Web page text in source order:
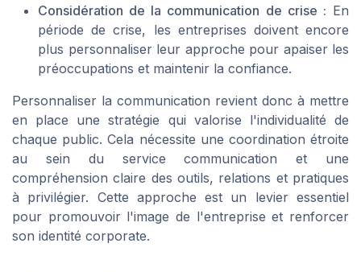
Considération de la communication de crise : En
période de crise, les entreprises doivent encore
plus personnaliser leur approche pour apaiser les
préoccupations et maintenir la confiance.
Personnaliser la communication revient donc à mettre
en place une stratégie qui valorise l'individualité de
chaque public. Cela nécessite une coordination étroite
au sein du service communication et une
compréhension claire des outils, relations et pratiques
à privilégier. Cette approche est un levier essentiel
pour promouvoir l'image de l'entreprise et renforcer
son identité corporate.